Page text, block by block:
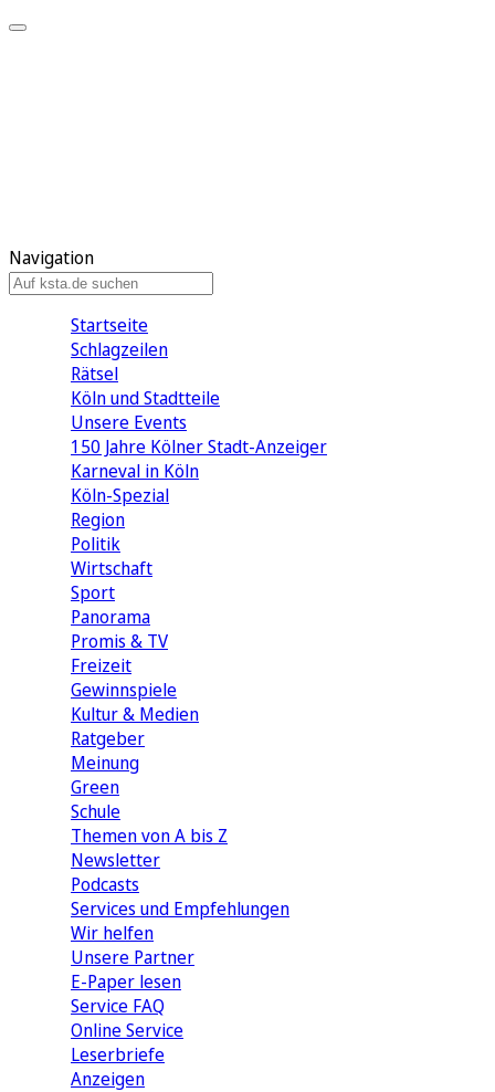
Navigation
Startseite
Schlagzeilen
Rätsel
Köln und Stadtteile
Unsere Events
150 Jahre Kölner Stadt-Anzeiger
Karneval in Köln
Köln-Spezial
Region
Politik
Wirtschaft
Sport
Panorama
Promis & TV
Freizeit
Gewinnspiele
Kultur & Medien
Ratgeber
Meinung
Green
Schule
Themen von A bis Z
Newsletter
Podcasts
Services und Empfehlungen
Wir helfen
Unsere Partner
E-Paper lesen
Service FAQ
Online Service
Leserbriefe
Anzeigen